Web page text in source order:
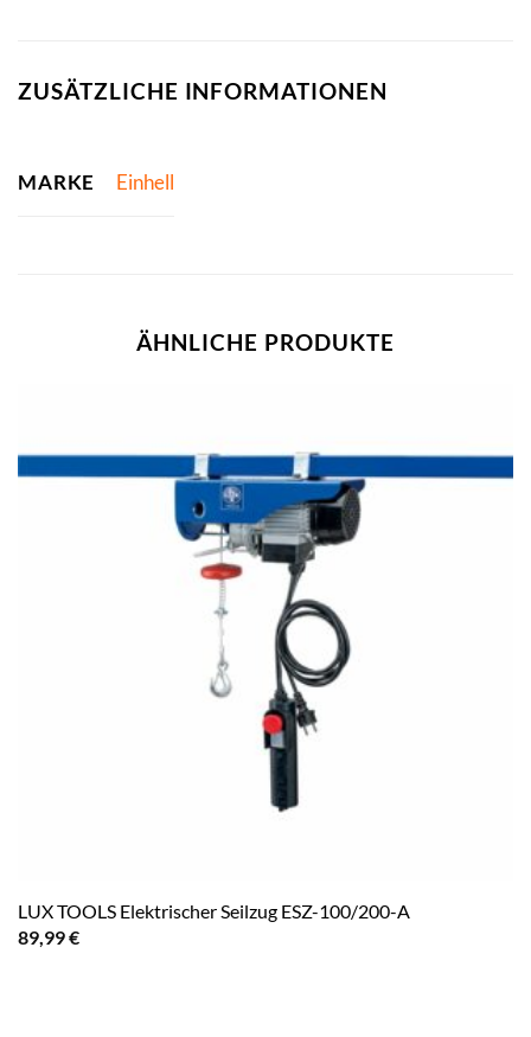
ZUSÄTZLICHE INFORMATIONEN
MARKE Einhell
ÄHNLICHE PRODUKTE
LUX TOOLS Elektrischer Seilzug ESZ-100/200-A
89,99€